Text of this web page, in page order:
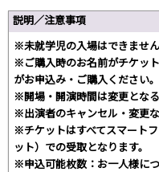
説明／注意事項
※未就学児の入場はできません
※ご購入時のお名前がチケッ
がお申込み・ご購入ください。
※開場・開演時間は変更とな
※出演者のキャンセル・変更
※チケットはすべてスマート
ット）での受取となります。
※申込可能枚数：お一人様に